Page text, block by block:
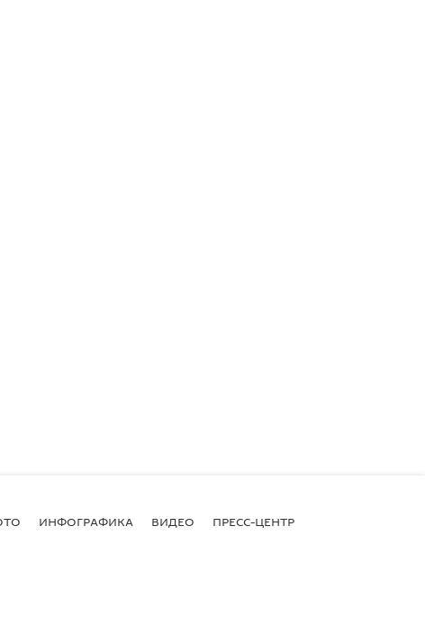
ИНФОГРАФИКА ВИДЕО ПРЕСС-ЦЕНТР